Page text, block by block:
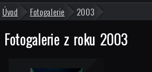
Úvod Fotogalerie 2003
Fotogalerie z roku 2003